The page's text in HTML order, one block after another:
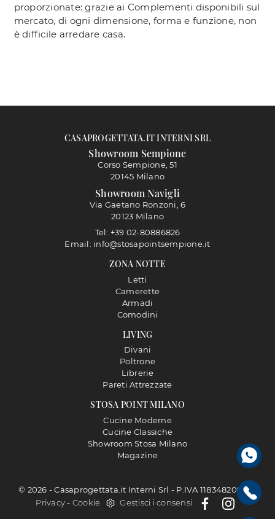
proporzionate: grazie ai Complementi disponibili sul
mercato, di ogni dimensione, forma e funzione, non
è difficile arredare casa.
STOSA POINT MILANO
Cucine Moderne
Cucine Classiche
Showroom Stosa Milano
Magazine
LIVING
Divani
Poltrone
Librerie
Pareti Attrezzate
ZONA NOTTE
Letti
Camerette
Armadi
Comodini
CASAPROGETTATA.IT INTERNI SRL
Showroom Sempione
Corso Sempione, 51
20145 Milano
Showroom Navigli
Via Gaetano Ronzoni, 6
20123 Milano
Tel: +39 02-80886826
Email: info@stosapointsempione.it
© 2026 - Casaprogettata.it Interni Srl - P.IVA 11834820968 |
Privacy- Cookie Gestisci i consensi